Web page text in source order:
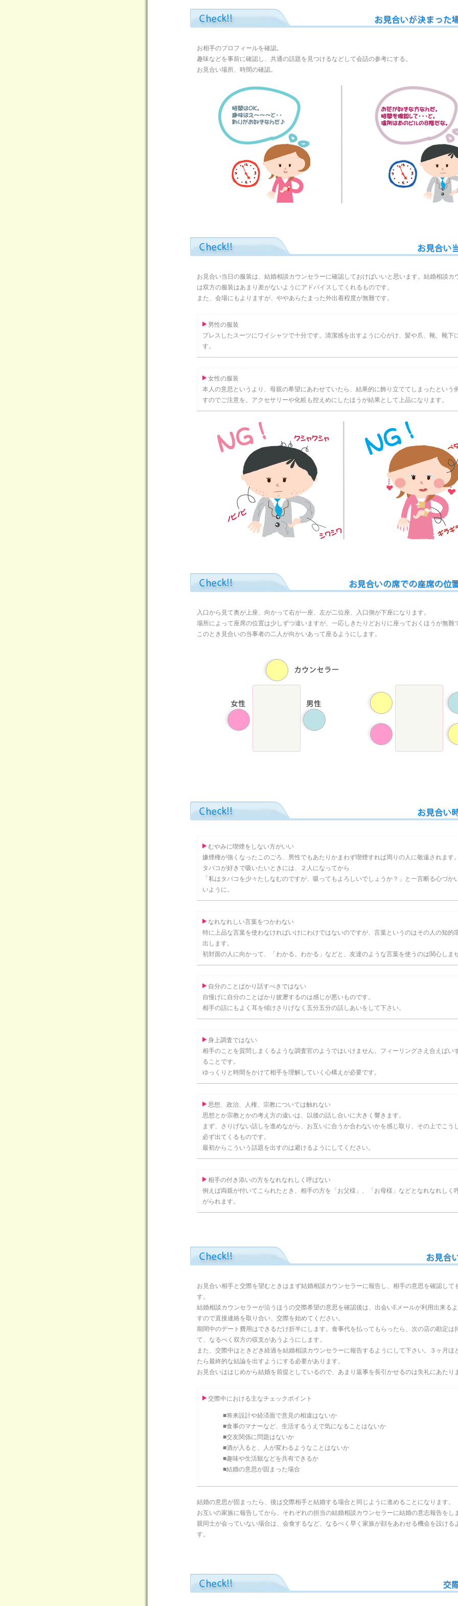
お相手のプロフィールを確認。
趣味などを事前に確認し、共通の話題を見つけるなどして会話の参考にする。
お見合い場所、時間の確認。
お見合い当日の服装は、結婚相談カウンセラーに確認しておけばいいと思います。結婚相談カ
は双方の服装はあまり差がないようにアドバイスしてくれるものです。
また、会場にもよりますが、ややあらたまった外出着程度が無難です。
男性の服装
プレスしたスーツにワイシャツで十分です。清潔感を出すように心がけ、髪や爪、靴、靴下
す。
女性の服装
本人の意思というより、母親の希望にあわせていたら、結果的に飾り立ててしまったという
すのでご注意を。アクセサリーや化粧も控えめにしたほうが結果として上品になります。
入口から見て奥が上座、向かって右が一座、左が二位座、入口側が下座になります。
場所によって座席の位置は少しずつ違いますが、一応しきたりどおりに座っておくほうが無難
このとき見合いの当事者の二人が向かいあって座るようにします。
むやみに喫煙をしない方がいい
嫌煙権が強くなったこのごろ、男性でもあたりかまわず喫煙すれば周りの人に敬遠されます
タバコが好きで吸いたいときには、２人になってから
「私はタバコを少々たしなむのですが、吸ってもよろしいでしょうか？」と一言断る心づか
いように。
なれなれしい言葉をつかわない
特に上品な言葉を使わなければいけにわけではないのですが、言葉というのはその人の知的
出します。
初対面の人に向かって、「わかる。わかる」などと、友達のような言葉を使うのは関心しま
自分のことばかり話すべきではない
自慢げに自分のことばかり披瀝するのは感じが悪いものです。
相手の話にもよく耳を傾けさりげなく五分五分の話しあいをして下さい。
身上調査ではない
相手のことを質問しまくるような調査官のようではいけません。フィーリングさえ合えばい
ることです。
ゆっくりと時間をかけて相手を理解していく心構えが必要です。
思想、政治、人権、宗教については触れない
思想とか宗教とかの考え方の違いは、以後の話し合いに大きく響きます。
まず、さりげない話しを進めながら、お互いに合うか合わないかを感じ取り、その上でこう
必ず出てくるものです。
最初からこういう話題を出すのは避けるようにしてください。
相手の付き添いの方をなれなれしく呼ばない
例えば両親が付いてこられたとき、相手の方を「お父様」、「お母様」などとなれなれしく
がられます。
お見合い相手と交際を望むときはまず結婚相談カウンセラーに報告し、相手の意思を確認して
す。
結婚相談カウンセラーが沿うほうの交際希望の意思を確認後は、出会いEメールが利用出来る
すので直接連絡を取り合い、交際を始めてください。
期間中のデート費用はできるだけ折半にします。食事代を払ってもらったら、次の店の勘定は
て、なるべく双方の収支があうようにします。
また、交際中はときどき経過を結婚相談カウンセラーに報告するようにして下さい。３ヶ月ほ
たら最終的な結論を出すようにする必要があります。
お見合いははじめから結婚を前提としているので、あまり返事を長引かせるのは失礼にあたり
交際中における主なチェックポイント
■将来設計や経済面で意見の相違はないか
■食事のマナーなど、生活するうえで気になることはないか
■交友関係に問題はないか
■酒が入ると、人が変わるようなことはないか
■趣味や生活観などを共有できるか
■結婚の意思が固まった場合
結婚の意思が固まったら、後は交際相手と結婚する場合と同じように進めることになります。
お互いの家族に報告してから、それぞれの担当の結婚相談カウンセラーに結婚の意志報告をし
親同士が会っていない場合は、会食するなど、なるべく早く家族が顔をあわせる機会を設ける
す。